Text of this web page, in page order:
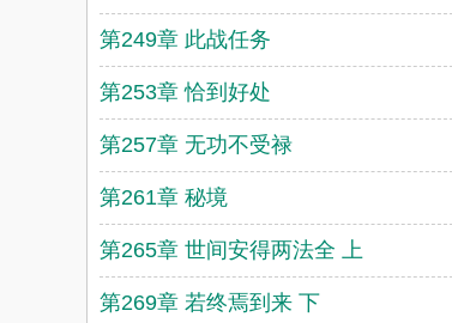
第249章 此战任务
第253章 恰到好处
第257章 无功不受禄
第261章 秘境
第265章 世间安得两法全 上
第269章 若终焉到来 下